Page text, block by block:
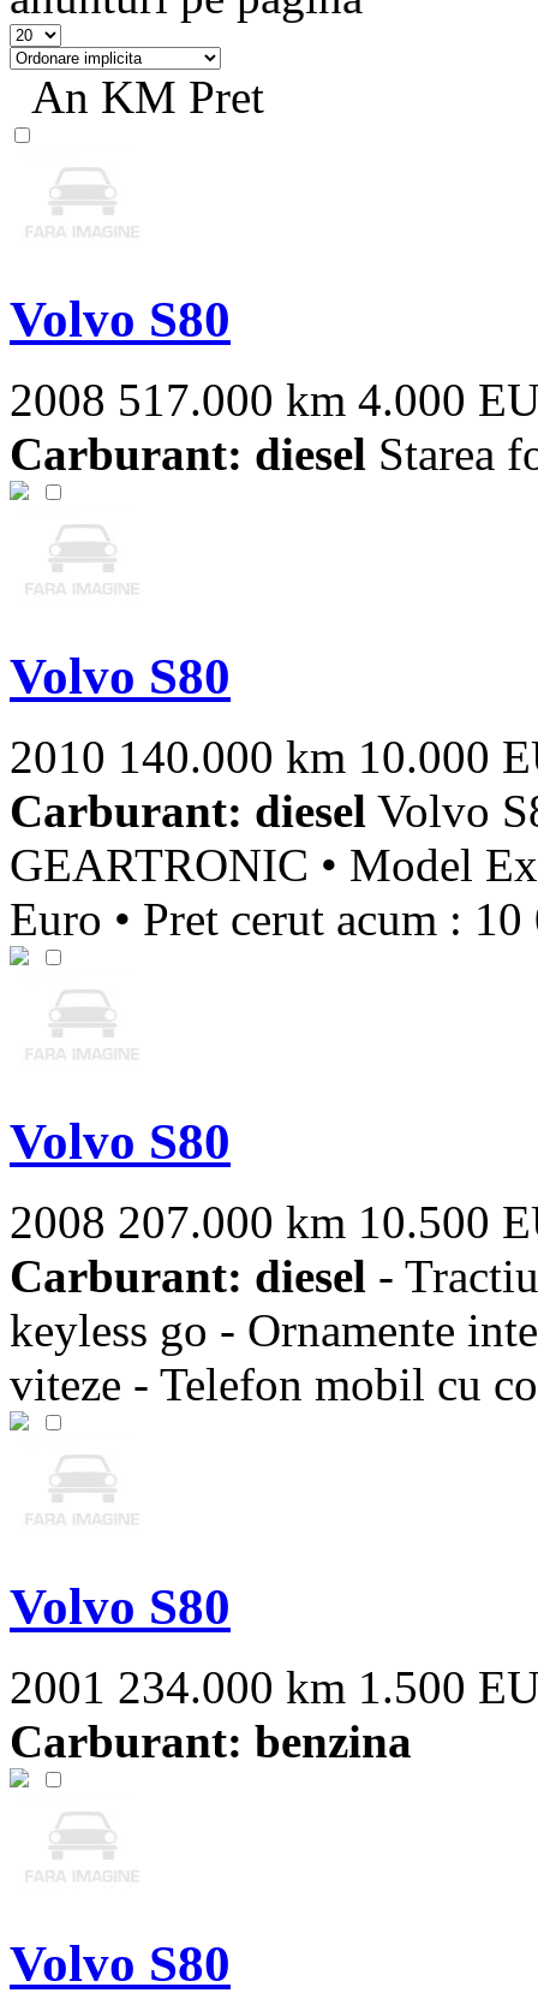
An KM Pret
Volvo S80
2008 517.000 km 4.000
Carburant: diesel Starea
Volvo S80
2010 140.000 km 10.000
Carburant: diesel Volvo
GEARTRONIC • Model
Euro • Pret cerut acum :
Volvo S80
2008 207.000 km 10.500
Carburant: diesel -
keyless go - Ornamente
viteze - Telefon mobil cu
Volvo S80
2001 234.000 km 1.500
Carburant: benzina
Volvo S80